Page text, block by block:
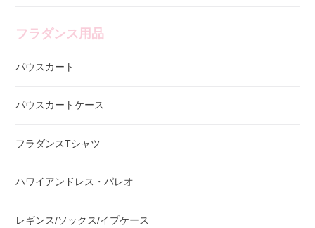
フラダンス用品
パウスカート
パウスカートケース
フラダンスTシャツ
ハワイアンドレス・パレオ
レギンス/ソックス/イプケース